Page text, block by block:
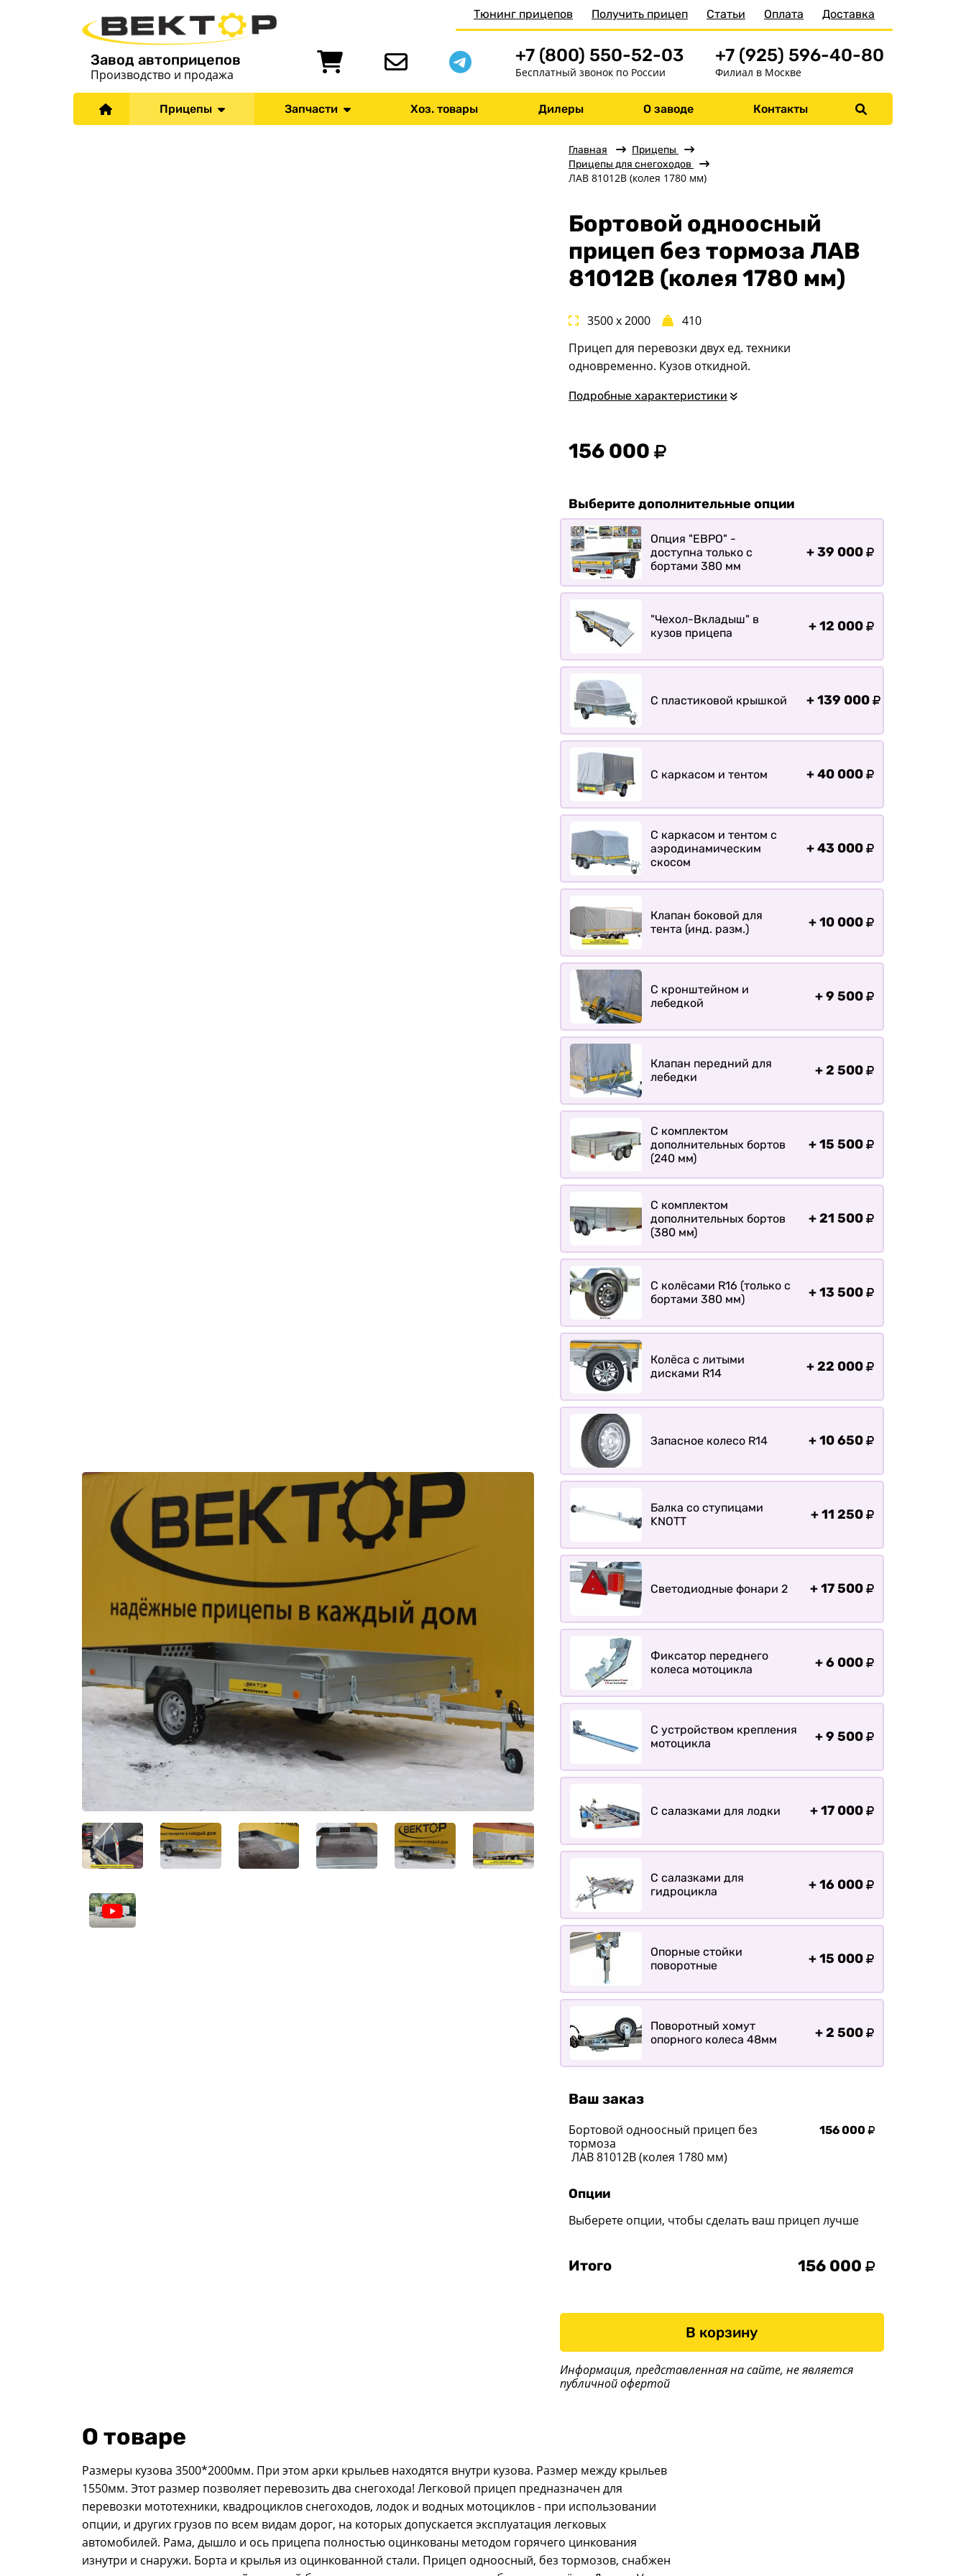
Меню
Для водной техники
Спец. назначения
Одноосные
Двухосные
снегоходов
мотоциклов
катеров с жестким
Прицепы для вездехода-
Прицепы для мотоблока
Прицепы для лодки РИБ
Прицепы для перевозки
Хоз. товары
О заводе
Получить прицеп
Доставка
Завод автоприцепов
Производство и продажа
Тюнинг прицепов Получить прицеп Статьи Оплата Доставка
+7 (800) 550-52-03
Бесплатный звонок по России
+7 (925) 596-40-80
Филиал в Москве
Прицепы Запчасти Хоз. товары Дилеры О заводе Контакты
Главная
Прицепы
Прицепы для снегоходов
ЛАВ 81012B (колея 1780 мм)
Бортовой одноосный
прицеп без тормоза ЛАВ
81012B (колея 1780 мм)
3500 x 2000
410
Прицеп для перевозки двух ед. техники
одновременно. Кузов откидной.
Подробные характеристики
156 000
Выберите дополнительные опции
Опция "ЕВРО" -
доступна только с
бортами 380 мм
+39 000
"Чехол-Вкладыш" в
кузов прицепа
+12 000
С пластиковой крышкой +139 000
С каркасом и тентом +40 000
С каркасом и тентом с
аэродинамическим
скосом
+43 000
Клапан боковой для
тента (инд. разм.)
+10 000
С кронштейном и
лебедкой
+9 500
Клапан передний для
лебедки
+2 500
С комплектом
дополнительных бортов
(240 мм)
+15 500
С комплектом
дополнительных бортов
(380 мм)
+21 500
С колёсами R16 (только с
бортами 380 мм)
+13 500
Колёса с литыми
дисками R14
+22 000
Запасное колесо R14 +10 650
Балка со ступицами
KNOTT
+11 250
Светодиодные фонари 2 +17 500
Фиксатор переднего
колеса мотоцикла
+6 000
С устройством крепления
мотоцикла
+9 500
С салазками для лодки +17 000
С салазками для
гидроцикла
+16 000
Опорные стойки
поворотные
+15 000
Поворотный хомут
опорного колеса 48мм
+2 500
Ваш заказ
Бортовой одноосный прицеп без
тормоза
ЛАВ 81012B (колея 1780 мм)
156 000
Опции
Выберете опции, чтобы сделать ваш прицеп лучше
Итого 156 000
В корзину
Информация, представленная на сайте, не является
публичной офертой
О товаре
Размеры кузова 3500*2000мм. При этом арки крыльев находятся внутри кузова. Размер между крыльев
1550мм. Этот размер позволяет перевозить два снегохода! Легковой прицеп предназначен для
перевозки мототехники, квадроциклов снегоходов, лодок и водных мотоциклов - при использовании
опции, и других грузов по всем видам дорог, на которых допускается эксплуатация легковых
автомобилей. Рама, дышло и ось прицепа полностью оцинкованы методом горячего цинкования
изнутри и снаружи. Борта и крылья из оцинкованной стали. Прицеп одноосный, без тормозов, снабжен